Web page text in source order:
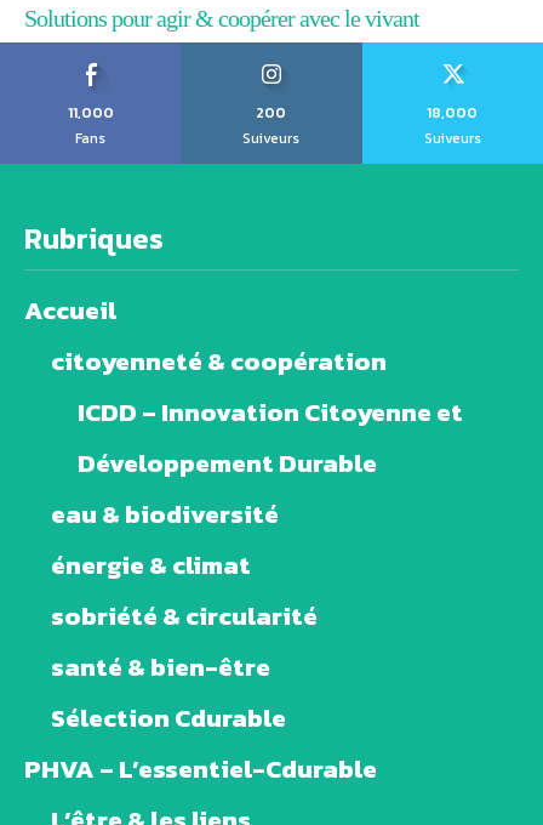
Solutions pour agir & coopérer avec le vivant
11,000
Fans
200
Suiveurs
18,000
Suiveurs
Rubriques
Accueil
citoyenneté & coopération
ICDD – Innovation Citoyenne et
Développement Durable
eau & biodiversité
énergie & climat
sobriété & circularité
santé & bien-être
Sélection Cdurable
PHVA – L’essentiel-Cdurable